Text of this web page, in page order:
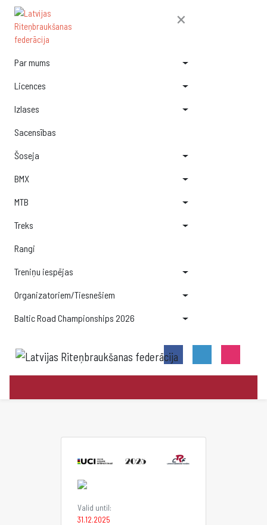
×
Par mums
Licences
Izlases
Sacensības
Šoseja
BMX
MTB
Treks
Rangi
Treniņu iespējas
Organizatoriem/Tiesnešiem
Baltic Road Championships 2026
Valid until:
31.12.2025